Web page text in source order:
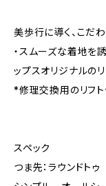
美歩行に導く、こだ
・スムーズな着地を
ップスオリジナルのリ
*修理交換用のリフト
スペック
つま先：ラウンド